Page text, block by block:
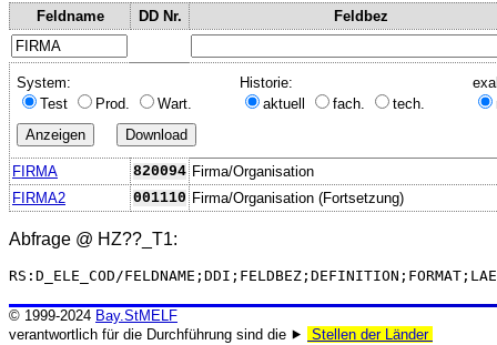
Feldname DD Nr. Feldbez
System:
Test
Prod. Wart.
Historie:
aktuell
fach. tech.
FIRMA 820094 Firma/Organisation
FIRMA2
001110 Firma/Organisation (Fortsetzung)
Abfrage @ HZ??_T1:
RS:D_ELE_COD/
© 1999-2024 Bay.StMELF
verantwortlich für die Durchführung sind die ⯈
Stellen der Länder